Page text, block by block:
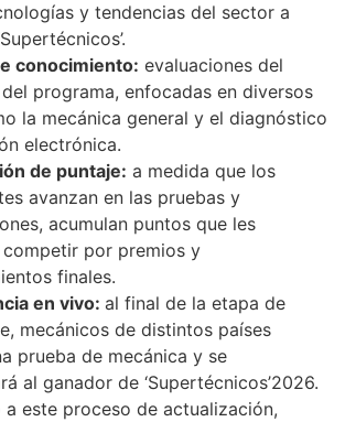
y tendencias del sector a
conocimiento: evaluaciones del
programa, enfocadas en diversos
la mecánica general y el diagnóstico
electrónica.
de puntaje: a medida que los
avanzan en las pruebas y
acumulan puntos que les
por premios y
finales.
en vivo: al final de la etapa de
mecánicos de distintos países
prueba de mecánica y se
al ganador de ‘Supertécnicos’2026.
este proceso de actualización,